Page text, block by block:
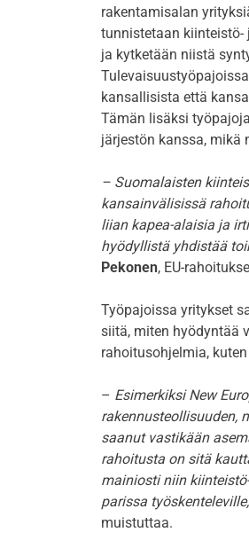
rakentamisalan
tunnistetaan
ja kytketään niistä
kansallisista että
Tämän lisäksi
järjestön kanssa,
– Suomalaisten
kansainvälisissä
liian kapea-alaisia ja
hyödyllistä yhdistää
Pekonen, EU-
Työpajoissa yritykset
siitä, miten hyödyntää
rahoitusohjelmia,
– Esimerkiksi New
rakennusteollisuuden,
saanut vastikään
rahoitusta on sitä
mainiosti niin
parissa työskenteleville,
muistuttaa.